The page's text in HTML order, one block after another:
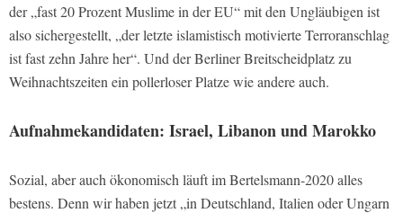
der „fast 20 Prozent Muslime in der EU“ mit den Ungläubigen ist
also sichergestellt, „der letzte islamistisch motivierte Terroranschlag
ist fast zehn Jahre her“. Und der Berliner Breitscheidplatz zu
Weihnachtszeiten ein pollerloser Platze wie andere auch.
Aufnahmekandidaten: Israel, Libanon und Marokko
Sozial, aber auch ökonomisch läuft im Bertelsmann-2020 alles
bestens. Denn wir haben jetzt „in Deutschland, Italien oder Ungarn